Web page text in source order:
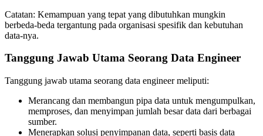
Catatan: Kemampuan yang tepat yang dibutuhkan mungkin
berbeda-beda tergantung pada organisasi spesifik dan kebutuhan
data-nya.
Tanggung Jawab Utama Seorang Data Engineer
Tanggung jawab utama seorang data engineer meliputi:
Merancang dan membangun pipa data untuk mengumpulkan,
memproses, dan menyimpan jumlah besar data dari berbagai
sumber.
Menerapkan solusi penyimpanan data, seperti basis data